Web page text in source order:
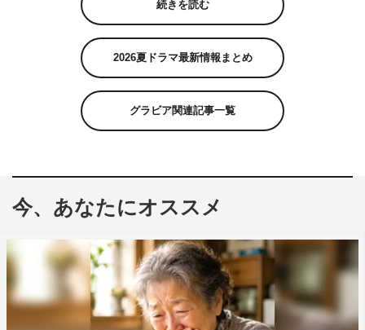
続きを読む
2026夏ドラマ最新情報まとめ
グラビア関連記事一覧
今、あなたにオススメ